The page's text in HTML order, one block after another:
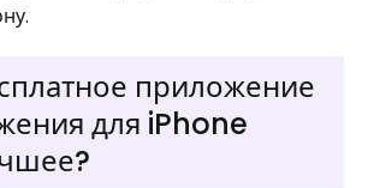
приложение
для iPhone